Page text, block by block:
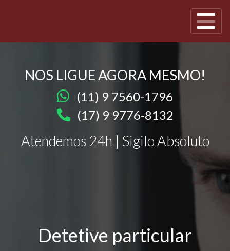
NOS LIGUE AGORA MESMO!
(11) 9 7560-1796
(17) 9 9776-8132
Atendemos 24h | Sigilo Absoluto
Detetive particular